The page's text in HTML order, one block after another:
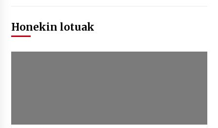
Honekin lotuak